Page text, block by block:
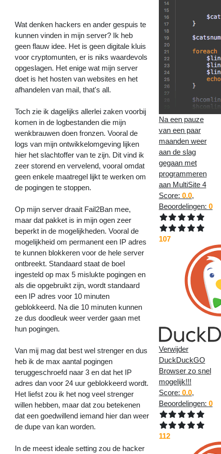
Wat denken hackers en ander gespuis te
kunnen vinden in mijn server? Ik heb
geen flauw idee. Het is geen digitale kluis
voor cryptomunten, er is niks waardevols
opgeslagen. Het enige wat mijn server
doet is het hosten van websites en het
afhandelen van mail, that's all.
Toch zie ik dagelijks allerlei zaken voorbij
komen in de logbestanden die mijn
wenkbrauwen doen fronzen. Vooral de
logs van mijn ontwikkelomgeving lijken
hier het slachtoffer van te zijn. Dit vind ik
zeer storend en vervelend, vooral omdat
geen enkele maatregel lijkt te werken om
de pogingen te stoppen.
Op mijn server draait Fail2Ban mee,
maar dat pakket is in mijn ogen zeer
beperkt in de mogelijkheden. Vooral de
mogelijkheid om permanent een IP adres
te kunnen blokkeren voor de hele server
ontbreekt. Standaard staat de boel
ingesteld op max 5 mislukte pogingen en
als die opgebruikt zijn, wordt standaard
een IP adres voor 10 minuten
geblokkeerd. Na die 10 minuten kunnen
ze dus doodleuk weer verder gaan met
hun pogingen.
Van mij mag dat best wel strenger en dus
heb ik de max aantal pogingen
teruggeschroefd naar 3 en dat het IP
adres dan voor 24 uur geblokkeerd wordt.
Het liefst zou ik het nog veel strenger
willen hebben, maar dat zou betekenen
dat een goedwillend iemand hier dan weer
de dupe van kan worden.
In de meest ideale setting zou de hacker
Na een pauze
van een paar
maanden weer
aan de slag
gegaan met
programmeren
aan MultiSite 4
Score: 0.0,
Beoordelingen: 0
107
Verwijder
DuckDuckGO
Browser zo snel
mogelijk!!!
Score: 0.0,
Beoordelingen: 0
112